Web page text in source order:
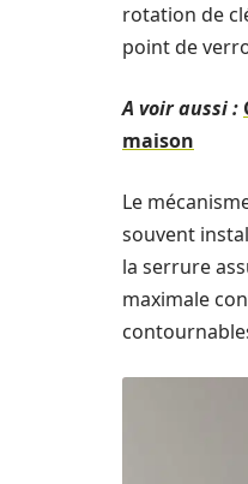
rotation de
point de
A voir aussi :
maison
Le
souvent
la serrure
maximale